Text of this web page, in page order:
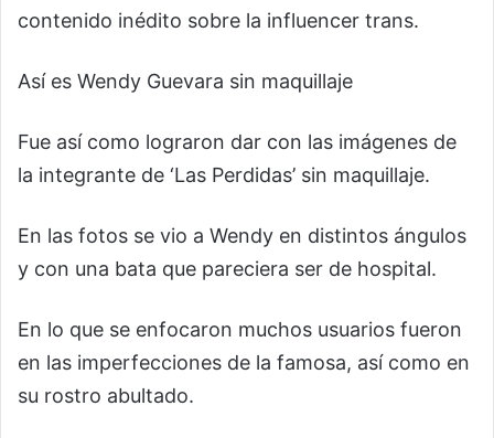
contenido inédito sobre la influencer trans.
Así es Wendy Guevara sin maquillaje
Fue así como lograron dar con las imágenes de
la integrante de ‘Las Perdidas’ sin maquillaje.
En las fotos se vio a Wendy en distintos ángulos
y con una bata que pareciera ser de hospital.
En lo que se enfocaron muchos usuarios fueron
en las imperfecciones de la famosa, así como en
su rostro abultado.